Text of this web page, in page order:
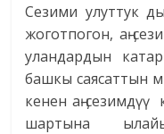
Сезими улуттук
жоготпогон, аӊ-
уландардын
башкы саясаттын
кенен аӊ-
шартына